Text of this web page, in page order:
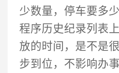
少数量，停车要多
程序历史纪录列表
放的时间，是不是
步到位，不影响办事